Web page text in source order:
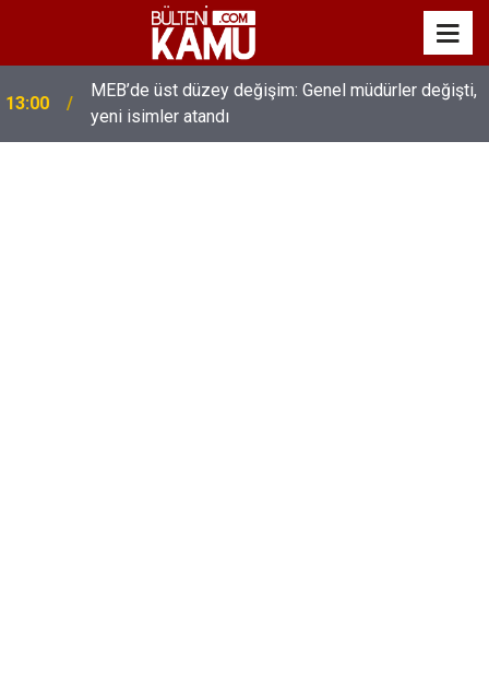
13:00
MEB’de üst düzey değişim: Genel müdürler değişti,
yeni isimler atandı